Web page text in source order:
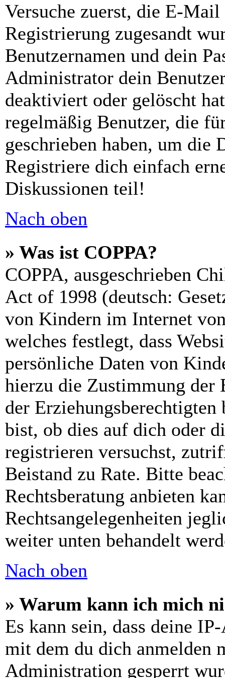
Versuche zuerst, die E-
Registrierung zugesandt
Benutzernamen und dein
Administrator dein
deaktiviert oder gelöscht
regelmäßig Benutzer, die
geschrieben haben, um die
Registriere dich einfach
Diskussionen teil!
Nach oben
» Was ist COPPA?
COPPA, ausgeschrieben
Act of 1998 (deutsch:
von Kindern im Internet
welches festlegt, dass
persönliche Daten von
hierzu die Zustimmung der
der
bist, ob dies auf dich oder
registrieren versuchst,
Beistand zu Rate. Bitte
Rechtsberatung anbieten
Rechtsangelegenheiten
weiter unten behandelt
Nach oben
» Warum kann ich mich
Es kann sein, dass deine
mit dem du dich anmelden
Administration gesperrt